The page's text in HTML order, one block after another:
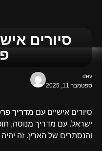
סיורים
dev
ספטמבר 11, 2025
סיורים אישיים עם מדריך
ישראל. עם מדריך מנוסה,
והנסתרים של הארץ. זה יהיה